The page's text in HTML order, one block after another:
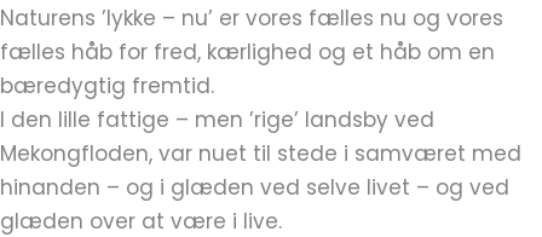
Naturens ’lykke – nu’ er vores fælles nu og vores
fælles håb for fred, kærlighed og et håb om en
bæredygtig fremtid.
I den lille fattige – men ’rige’ landsby ved
Mekongfloden, var nuet til stede i samværet med
hinanden – og i glæden ved selve livet – og ved
glæden over at være i live.